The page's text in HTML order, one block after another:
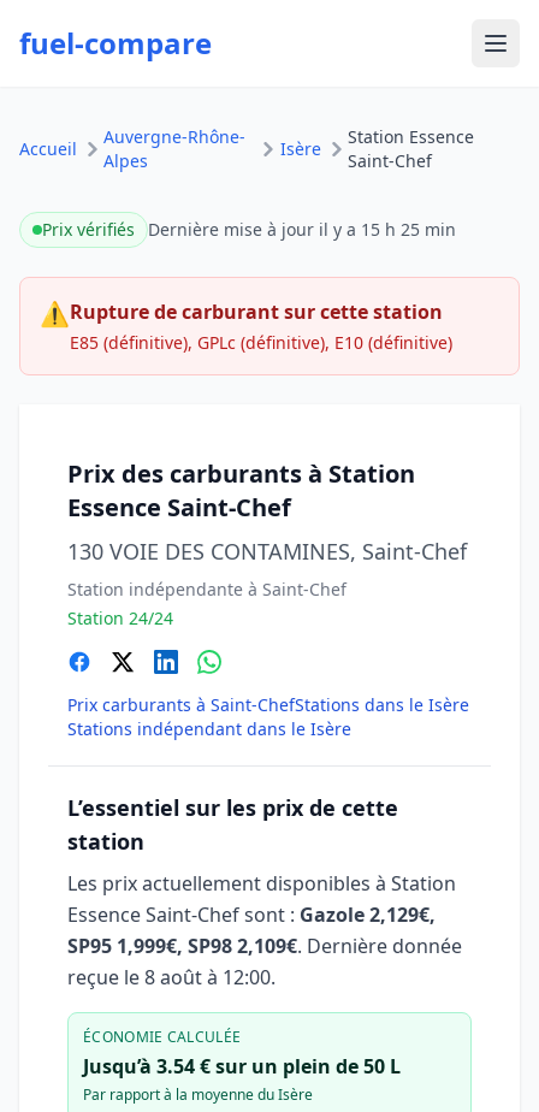
fuel-compare
Accueil
Auvergne-Rhône-
Alpes
Isère
Station Essence
Saint-Chef
Prix vérifiés Dernière mise à jour il y a 15 h 25 min
⚠Rupture de carburant sur cette station
E85 (définitive), GPLc (définitive), E10 (définitive)
Prix des carburants à Station
Essence Saint-Chef
130 VOIE DES CONTAMINES, Saint-Chef
Station indépendante à Saint-Chef
Station 24/24
Prix carburants à Saint-ChefStations dans le Isère
Stations indépendant dans le Isère
L’essentiel sur les prix de cette
station
Les prix actuellement disponibles à Station
Essence Saint-Chef sont : Gazole 2,129€,
SP95 1,999€, SP98 2,109€. Dernière donnée
reçue le8 août à 12:00.
ÉCONOMIE CALCULÉE
Jusqu’à 3.54 € sur un plein de 50 L
Par rapport à la moyenne du Isère